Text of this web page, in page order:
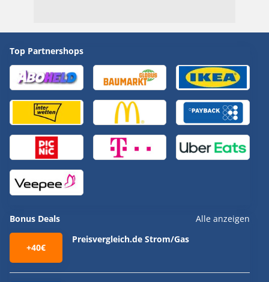
Top Partnershops
Bonus Deals Alle anzeigen
+40€
Preisvergleich.de Strom/Gas